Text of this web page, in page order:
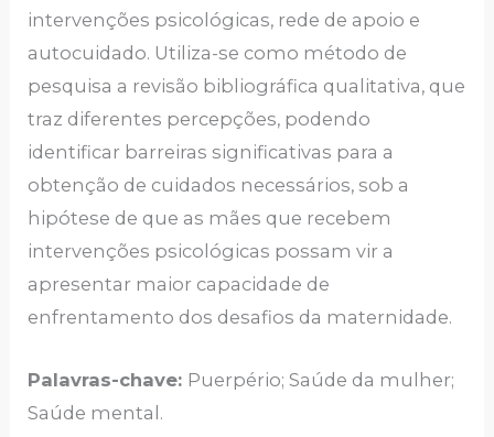
intervenções psicológicas, rede de apoio e
autocuidado. Utiliza-se como método de
pesquisa a revisão bibliográfica qualitativa, que
traz diferentes percepções, podendo
identificar barreiras significativas para a
obtenção de cuidados necessários, sob a
hipótese de que as mães que recebem
intervenções psicológicas possam vir a
apresentar maior capacidade de
enfrentamento dos desafios da maternidade.
Palavras-chave: Puerpério; Saúde da mulher;
Saúde mental.